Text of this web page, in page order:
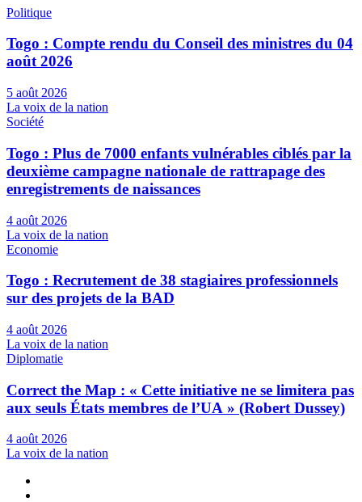
Politique
Togo : Compte rendu du Conseil des ministres du 04
août 2026
5 août 2026
La voix de la nation
Société
Togo : Plus de 7000 enfants vulnérables ciblés par la
deuxième campagne nationale de rattrapage des
enregistrements de naissances
4 août 2026
La voix de la nation
Economie
Togo : Recrutement de 38 stagiaires professionnels
sur des projets de la BAD
4 août 2026
La voix de la nation
Diplomatie
Correct the Map : « Cette initiative ne se limitera pas
aux seuls États membres de l’UA » (Robert Dussey)
4 août 2026
La voix de la nation